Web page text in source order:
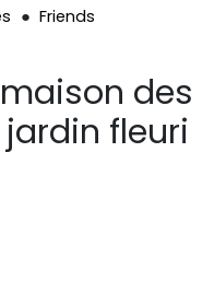
Friends
des
fleuri